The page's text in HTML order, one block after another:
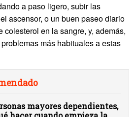
a paso ligero, subir las
ascensor, o un buen paseo diario
colesterol en la sangre, y, además,
más habituales a estas
mayores dependientes,